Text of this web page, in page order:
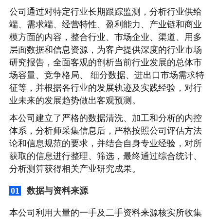
公司通过对特定行业长期跟踪监测，分析行业供给
端、需求端、经营特性、盈利能力、产业链和商业
模方面的内容，整合行业、市场企业、渠道、用多
层面数据和信息资源，为客户提供深度的行业市场
研究报告，全面客观的剖析当前行业发展的总体市
场容量、竞争格局、 细分数据、进出口市场需求特
征等，并根据各行业的发展轨迹及实践经验，对行
业未来的发展趋势做出客观预测。
本公司建立了严格的数据清洗、加工和分析的内控
体系，分析师采集信息后，严格按照公司评估方法
论和信息规范的要求，并结合自身专业经验，对所
获取的信息进行整理、筛选，最终通过综合统计、
分析测算获得相关产业研究成果。
01 数据与资料来源
本公司利用大量的一手及二手资料来源核实所收集